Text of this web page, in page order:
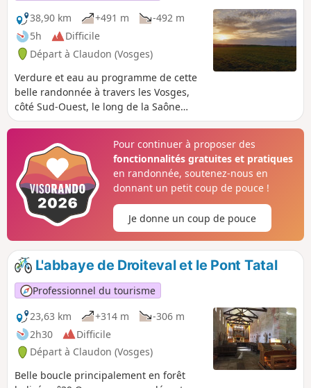
38,90 km
+491 m
-492 m
5h
Difficile
Départ à Claudon (Vosges)
Verdure et eau au programme de cette
belle randonnée à travers les Vosges,
côté Sud-Ouest, le long de la Saône
jusqu'à sa source, en passant par
bon parcours avec plusieurs aires pour
s’arrêter.
Pour continuer à proposer des
fonctionnalités gratuites et pratiques
en randonnée, soutenez-nous en
donnant un petit coup de pouce !
Je donne un coup de pouce
L'abbaye de Droiteval et le Pont Tatal
Professionnel du tourisme
23,63 km
+314 m
-306 m
2h30
Difficile
Départ à Claudon (Vosges)
Belle boucle principalement en forêt